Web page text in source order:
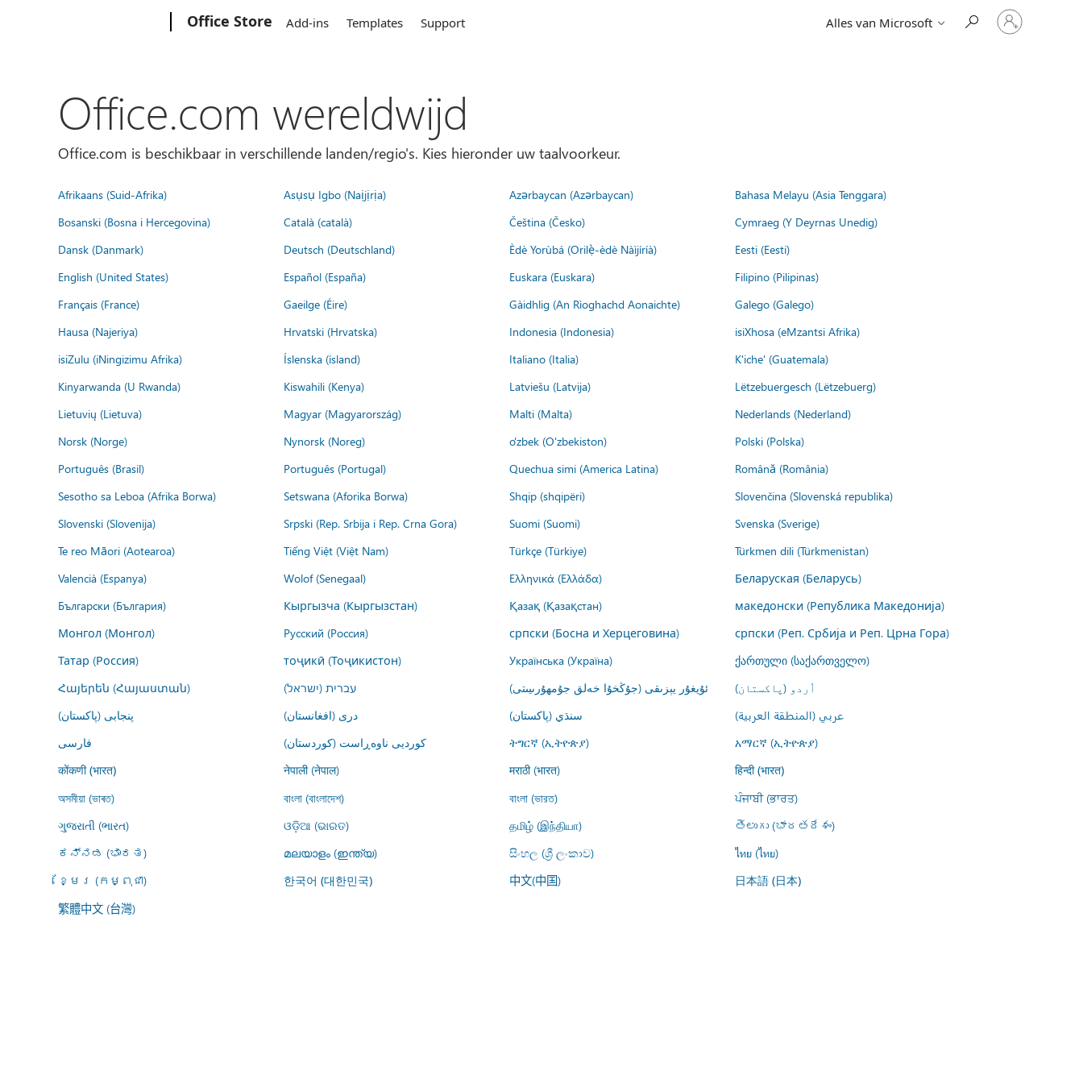
Office Store Add-ins Templates Support Alles van Microsoft
Meld
je
aan
Office.com wereldwijd
Office.com is beschikbaar in verschillende landen/regio's. Kies hieronder uw taalvoorkeur.
Afrikaans (Suid-Afrika) Asụsụ Igbo (Naịjịrịa) Azərbaycan (Azərbaycan)
Bahasa Melayu (Asia Tenggara)
Bosanski (Bosna i Hercegovina)
Català (català) Čeština (Česko)
Cymraeg (Y Deyrnas Unedig)
Dansk (Danmark)
Deutsch (Deutschland) Èdè Yorùbá (Orilẹ̀-èdè Nàìjíríà)
Eesti (Eesti)
English (United States)
Español (España) Euskara (Euskara)
Filipino (Pilipinas)
Français (France)
Gaeilge (Éire) Gàidhlig (An Rìoghachd Aonaichte)
Galego (Galego)
Hausa (Najeriya)
Hrvatski (Hrvatska) Indonesia (Indonesia)
isiXhosa (eMzantsi Afrika)
isiZulu (iNingizimu Afrika)
Íslenska (ísland) Italiano (Italia)
K'iche' (Guatemala)
Kinyarwanda (U Rwanda)
Kiswahili (Kenya) Latviešu (Latvija)
Lëtzebuergesch (Lëtzebuerg)
Lietuvių (Lietuva)
Magyar (Magyarország) Malti (Malta)
Nederlands (Nederland)
Norsk (Norge)
Nynorsk (Noreg) o'zbek (O'zbekiston)
Polski (Polska)
Português (Brasil)
Português (Portugal) Quechua simi (America Latina)
Română (România)
Sesotho sa Leboa (Afrika Borwa)
Setswana (Aforika Borwa) Shqip (shqipëri)
Slovenčina (Slovenská republika)
Slovenski (Slovenija)
Srpski (Rep. Srbija i Rep. Crna Gora) Suomi (Suomi)
Svenska (Sverige)
Te reo Māori (Aotearoa)
Tiếng Việt (Việt Nam) Türkçe (Türkiye)
Türkmen dili (Türkmenistan)
Valencià (Espanya)
Wolof (Senegaal) Ελληνικά (Ελλάδα)
Беларуская (Беларусь)
Български (България)
Кыргызча (Кыргызстан) Қазақ (Қазақстан)
македонски (Република Македонија)
Монгол (Монгол)
Русский (Россия) српски (Босна и Херцеговина)
српски (Реп. Србија и Реп. Црна Гора)
Татар (Россия)
тоҷикӣ (Тоҷикистон) Українська (Україна)
ქართული (საქართველო)
Հայերեն (Հայաստան)
עברית (ישראל) ئۇيغۇر يېزىقى (جۇڭخۇا خەلق جۇمھۇرىيىتى)
اُردو (پاکستان)
پنجابی (پاکستان)
درى (افغانستان) سنڌي (پاکستان)
عربي (المنطقة العربية)
فارسى
کوردیی ناوەڕاست (کوردستان) ትግርኛ (ኢትዮጵያ) አማርኛ (ኢትዮጵያ)
कोंकणी (भारत) नेपाली (नेपाल) मराठी (भारत) हिन्दी (भारत)
অসমীয়া (ভাৰত) বাংলা (বাংলাদেশ) বাংলা (ভারত)
ਪੰਜਾਬੀ (ਭਾਰਤ)
ગુજરાતી (ભારત)
ଓଡ଼ିଆ (ଭାରତ) தமிழ் (இந்தியா)
తెలుగు (భారతదేశం)
ಕನ್ನಡ (ಭಾರತ)
മലയാളം (ഇന്ത്യ) සිංහල (ශ්‍රී ලංකාව)
ไทย (ไทย)
ខ្មែរ (កម្ពុជា)
한국어 (대한민국) 中文(中国) 日本語 (日本)
繁體中文 (台灣)